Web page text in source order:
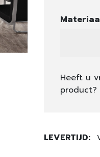
Heeft u
product?
LEVERTIJD: